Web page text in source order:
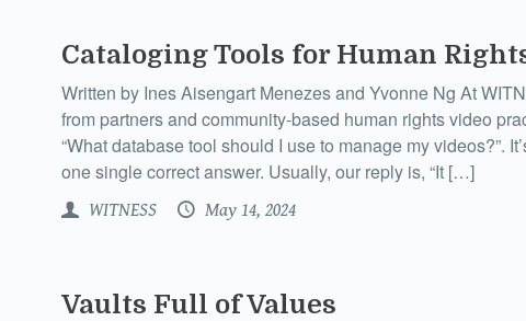
Cataloging Tools for Human
Written by Ines Aisengart Menezes and Yvonne Ng At
from partners and community-based human rights video
“What database tool should I use to manage my videos?”.
one single correct answer. Usually, our reply is, “It […]
WITNESS May 14, 2024
Vaults Full of Values